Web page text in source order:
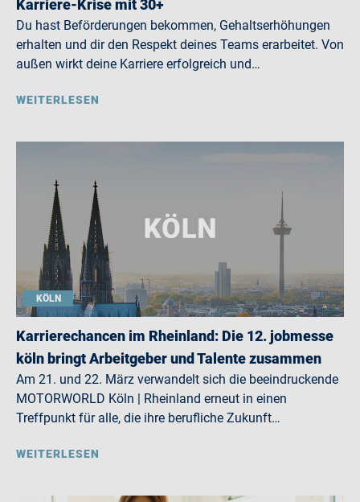
Karriere-Krise mit 30+
Du hast Beförderungen bekommen, Gehaltserhöhungen
erhalten und dir den Respekt deines Teams erarbeitet. Von
außen wirkt deine Karriere erfolgreich und…
WEITERLESEN
KÖLN
Karrierechancen im Rheinland: Die 12. jobmesse
köln bringt Arbeitgeber und Talente zusammen
Am 21. und 22. März verwandelt sich die beeindruckende
MOTORWORLD Köln | Rheinland erneut in einen
Treffpunkt für alle, die ihre berufliche Zukunft…
WEITERLESEN